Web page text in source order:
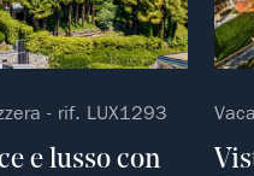
- rif. LUX1293
e lusso con